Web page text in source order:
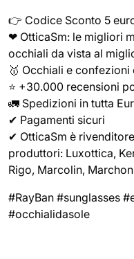
👉 Codice Sconto 5
❤ OtticaSm: le migliori
occhiali da vista al
🥇 Occhiali e confezioni
⭐ +30.000 recensioni
🚛 Spedizioni in tutta
✔ Pagamenti sicuri
✔ OtticaSm è
produttori: Luxottica,
Rigo, Marcolin, Marchon
#RayBan #sunglasses
#occhialidasole